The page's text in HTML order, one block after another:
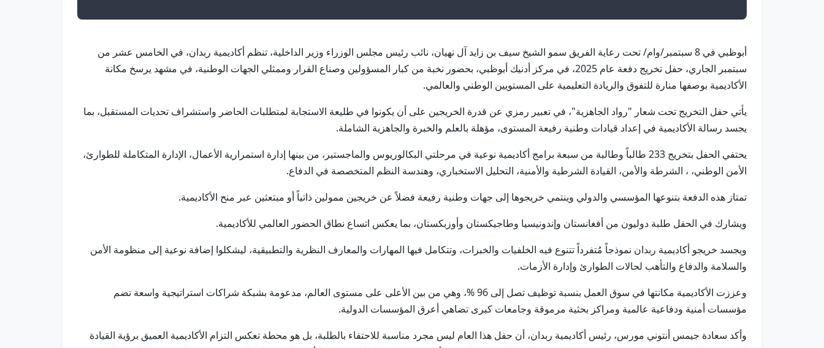
أبوظبي في 8 سبتمبر/وام/ تحت رعاية الفريق سمو الشيخ سيف بن زايد آل نهيان، نائب رئيس مجلس الوزراء وزير الداخلية، تنظم أكاديمية ربدان، في الخامس عشر من
سبتمبر الجاري، حفل تخريج دفعة عام 2025، في مركز أدنيك أبوظبي، بحضور نخبة من كبار المسؤولين وصناع القرار وممثلي الجهات الوطنية، في مشهد يرسخ مكانة
الأكاديمية بوصفها منارة للتفوق والريادة التعليمية على المستويين الوطني والعالمي.
يأتي حفل التخريج تحت شعار "رواد الجاهزية"، في تعبير رمزي عن قدرة الخريجين على أن يكونوا في طليعة الاستجابة لمتطلبات الحاضر واستشراف تحديات المستقبل، بما
يجسد رسالة الأكاديمية في إعداد قيادات وطنية رفيعة المستوى، مؤهلة بالعلم والخبرة والجاهزية الشاملة.
يحتفي الحفل بتخريج 233 طالباً وطالبة من سبعة برامج أكاديمية نوعية في مرحلتي البكالوريوس والماجستير، من بينها إدارة استمرارية الأعمال، الإدارة المتكاملة للطوارئ،
الأمن الوطني، ، الشرطة والأمن، القيادة الشرطية والأمنية، التحليل الاستخباري، وهندسة النظم المتخصصة في الدفاع.
تمتاز هذه الدفعة بتنوعها المؤسسي والدولي وينتمي خريجوها إلى جهات وطنية رفيعة فضلاً عن خريجين ممولين ذاتياً أو مبتعثين عبر منح الأكاديمية.
ويشارك في الحفل طلبة دوليون من أفغانستان وإندونيسيا وطاجيكستان وأوزبكستان، بما يعكس اتساع نطاق الحضور العالمي للأكاديمية.
ويجسد خريجو أكاديمية ربدان نموذجاً مُتفرداً تتنوع فيه الخلفيات والخبرات، وتتكامل فيها المهارات والمعارف النظرية والتطبيقية، ليشكلوا إضافة نوعية إلى منظومة الأمن
والسلامة والدفاع والتأهب لحالات الطوارئ وإدارة الأزمات.
وعززت الأكاديمية مكانتها في سوق العمل بنسبة توظيف تصل إلى 96 %، وهي من بين الأعلى على مستوى العالم، مدعومة بشبكة شراكات استراتيجية واسعة تضم
مؤسسات أمنية ودفاعية عالمية ومراكز بحثية مرموقة وجامعات كبرى تضاهي أعرق المؤسسات الدولية.
وأكد سعادة جيمس أنتوني مورس، رئيس أكاديمية ربدان، أن حفل هذا العام ليس مجرد مناسبة للاحتفاء بالطلبة، بل هو محطة تعكس التزام الأكاديمية العميق برؤية القيادة